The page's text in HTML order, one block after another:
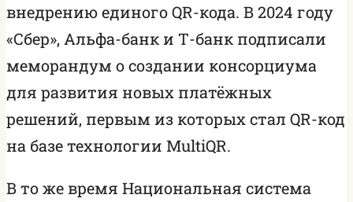
внедрению единого QR-кода. В 2024 году
«Сбер», Альфа-банк и Т-банк подписали
меморандум о создании консорциума
для развития новых платёжных
решений, первым из которых стал QR-код
на базе технологии MultiQR.
В то же время Национальная система